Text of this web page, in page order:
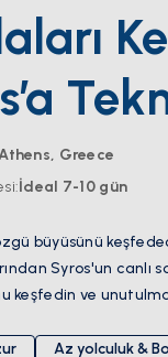
Greece
:İdeal 7-10 gün
büyüsünü
Syros'un
keşfedin ve
Az yolculuk &